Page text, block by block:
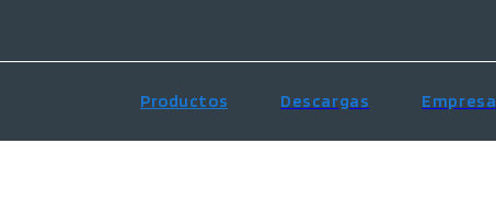
Productos Descargas Empresa